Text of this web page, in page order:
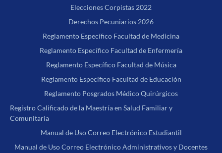
Elecciones Corpistas 2022
Derechos Pecuniarios 2026
Reglamento Específico Facultad de Medicina
Reglamento Específico Facultad de Enfermería
Reglamento Específico Facultad de Música
Reglamento Específico Facultad de Educación
Reglamento Posgrados Médico Quirúrgicos
Registro Calificado de la Maestría en Salud Familiar y
Comunitaria
Manual de Uso Correo Electrónico Estudiantil
Manual de Uso Correo Electrónico Administrativos y Docentes